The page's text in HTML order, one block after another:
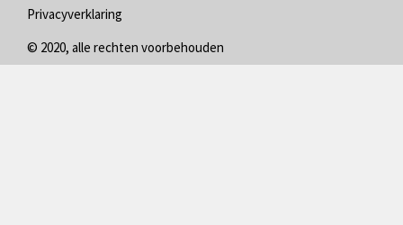
Privacyverklaring
© 2020, alle rechten voorbehouden